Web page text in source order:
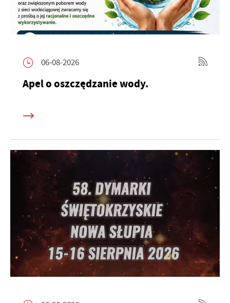
06-08-2026
Apel o oszczędzanie wody.